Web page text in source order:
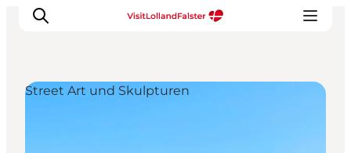
Street Art und Skulpturen